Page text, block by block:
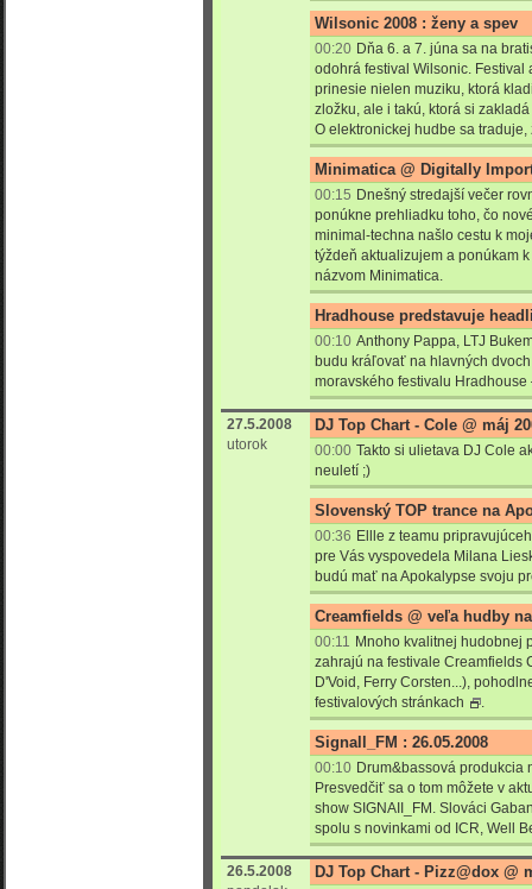
Wilsonic 2008 : ženy a spev
00:20 Dňa 6. a 7. júna sa na
odohrá festival Wilsonic.
prinesie nielen muziku, ktorá
zložku, ale i takú, ktorá si
O elektronickej hudbe sa traduje,
Minimatica @ Digitally
00:15 Dnešný stredajší večer
ponúkne prehliadku toho, čo
minimal-techna našlo cestu k
týždeň aktualizujem a ponúkam
názvom Minimatica.
Hradhouse predstavuje
00:10 Anthony Pappa, LTJ
budu kráľovať na hlavných
moravského festivalu
27.5.2008
utorok
DJ Top Chart - Cole @ máj
00:00 Takto si ulietava DJ Cole
neuletí ;)
Slovenský TOP trance na
00:36 Ellle z teamu
pre Vás vyspovedela Milana
budú mať na Apokalypse svoju
Creamfields @ veľa hudby
00:11 Mnoho kvalitnej hudobnej
zahrajú na festivale Creamfields
D'Void, Ferry Corsten...),
festivalových stránkach
.
Signall_FM : 26.05.2008
00:10 Drum&bassová produkcia
Presvedčiť sa o tom môžete v
show SIGNAII_FM. Slováci
spolu s novinkami od ICR, Well
26.5.2008
DJ Top Chart - Pizz@dox @